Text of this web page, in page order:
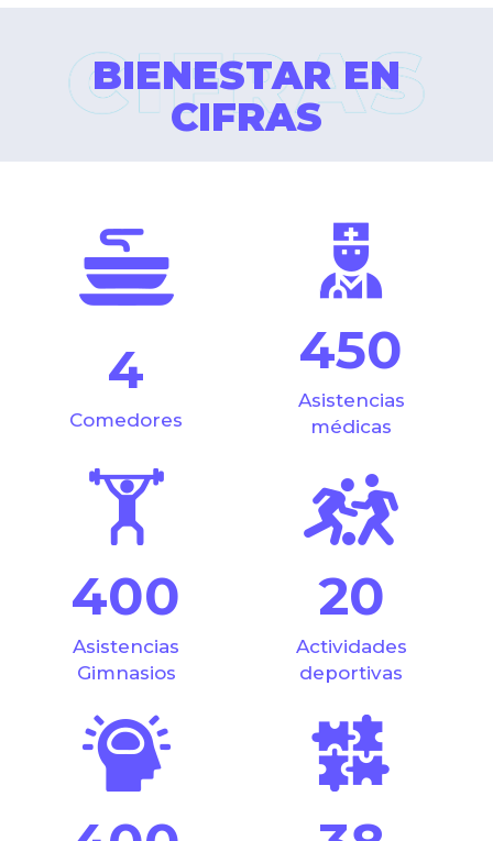
BIENESTAR EN
CIFRAS
4
Comedores
450
Asistencias
médicas
400
Asistencias
Gimnasios
20
Actividades
deportivas